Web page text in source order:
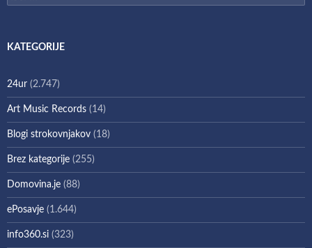
KATEGORIJE
24ur (2.747)
Art Music Records (14)
Blogi strokovnjakov (18)
Brez kategorije (255)
Domovina.je (88)
ePosavje (1.644)
info360.si (323)